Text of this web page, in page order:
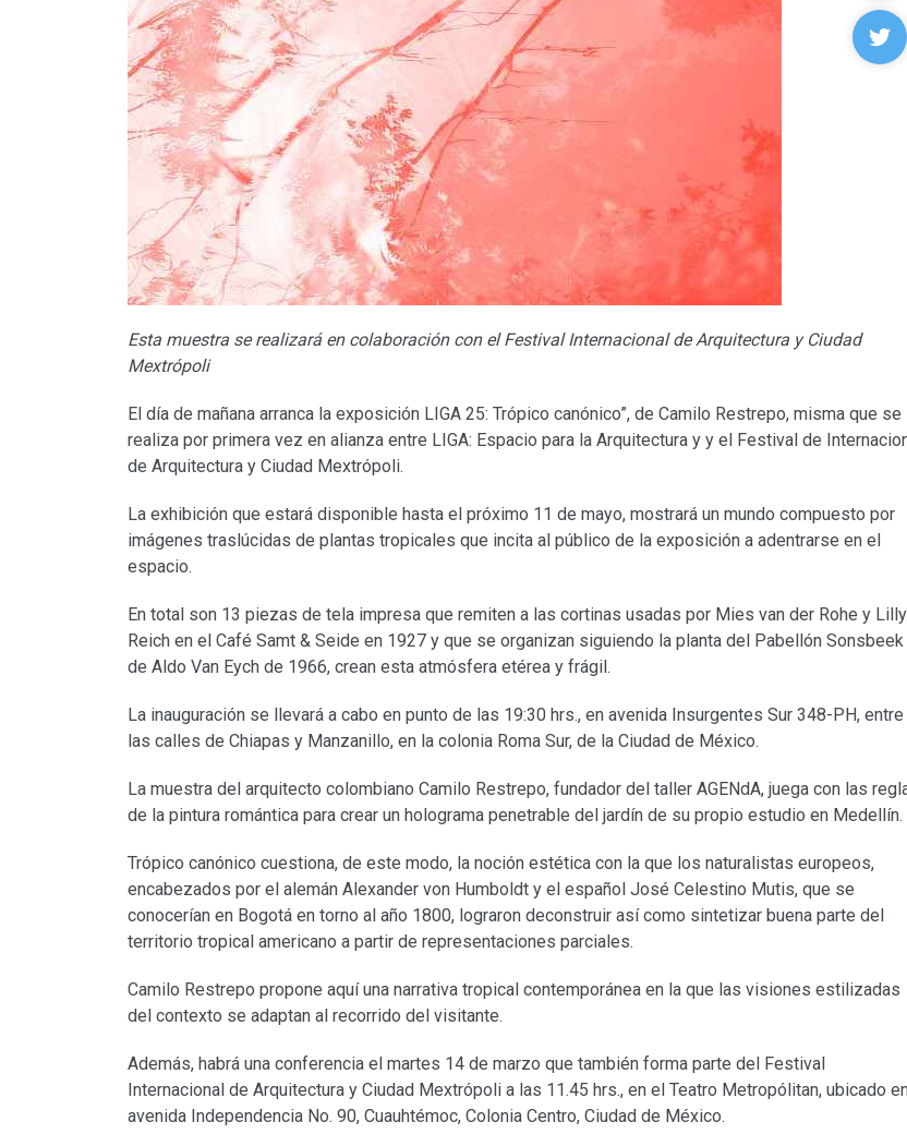
Esta muestra se realizará en colaboración con el Festival Internacional de Arquitectura y Ciudad
Mextrópoli
El día de mañana arranca la exposición LIGA 25: Trópico canónico”, de Camilo Restrepo, misma que se
realiza por primera vez en alianza entre LIGA: Espacio para la Arquitectura y y el Festival de
de Arquitectura y Ciudad Mextrópoli.
La exhibición que estará disponible hasta el próximo 11 de mayo, mostrará un mundo compuesto por
imágenes traslúcidas de plantas tropicales que incita al público de la exposición a adentrarse en el
espacio.
En total son 13 piezas de tela impresa que remiten a las cortinas usadas por Mies van der Rohe y Lilly
Reich en el Café Samt & Seide en 1927 y que se organizan siguiendo la planta del Pabellón Sonsbeek
de Aldo Van Eych de 1966, crean esta atmósfera etérea y frágil.
La inauguración se llevará a cabo en punto de las 19:30 hrs., en avenida Insurgentes Sur 348-PH, entre
las calles de Chiapas y Manzanillo, en la colonia Roma Sur, de la Ciudad de México.
La muestra del arquitecto colombiano Camilo Restrepo, fundador del taller AGENdA, juega con las
de la pintura romántica para crear un holograma penetrable del jardín de su propio estudio en Medellín.
Trópico canónico cuestiona, de este modo, la noción estética con la que los naturalistas europeos,
encabezados por el alemán Alexander von Humboldt y el español José Celestino Mutis, que se
conocerían en Bogotá en torno al año 1800, lograron deconstruir así como sintetizar buena parte del
territorio tropical americano a partir de representaciones parciales.
Camilo Restrepo propone aquí una narrativa tropical contemporánea en la que las visiones estilizadas
del contexto se adaptan al recorrido del visitante.
Además, habrá una conferencia el martes 14 de marzo que también forma parte del Festival
Internacional de Arquitectura y Ciudad Mextrópoli a las 11.45 hrs., en el Teatro Metropólitan, ubicado
avenida Independencia No. 90, Cuauhtémoc, Colonia Centro, Ciudad de México.